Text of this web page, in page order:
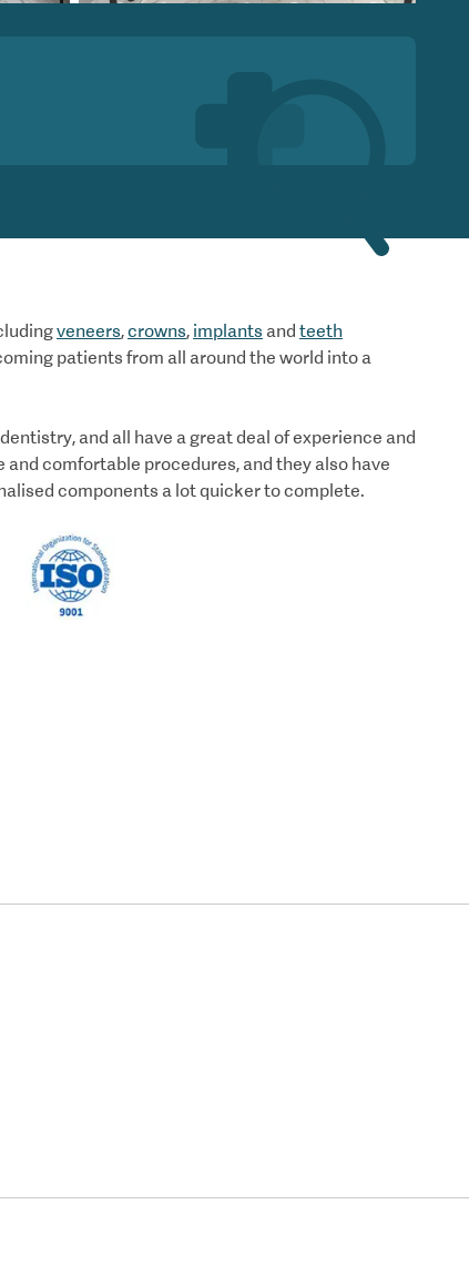
veneers,crowns, implants and teeth
patients from all around the world into a
and all have a great deal of experience and
comfortable procedures, and they also have
components a lot quicker to complete.